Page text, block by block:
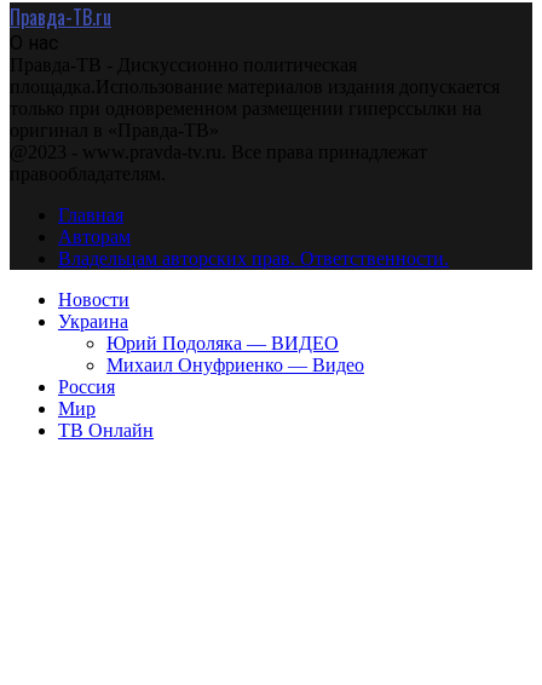
Правда-ТВ.ru
О нас
Правда-ТВ - Дискуссионно политическая
площадка.Использование материалов издания допускается
только при одновременном размещении гиперссылки на
оригинал в «Правда-ТВ»
@2023 - www.pravda-tv.ru. Все права принадлежат
правообладателям.
Главная
Авторам
Владельцам авторских прав. Ответственности.
Новости
Украина
Юрий Подоляка — ВИДЕО
Михаил Онуфриенко — Видео
Россия
Мир
ТВ Онлайн